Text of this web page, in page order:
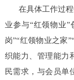
在具体工作过
业参与“红领物业
岗”“红领物业之家
织能力、管理能力
民需求，与会员单